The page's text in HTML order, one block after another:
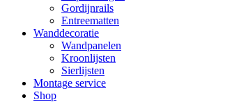
Gordijnrails
Entreematten
Wanddecoratie
Wandpanelen
Kroonlijsten
Sierlijsten
Montage service
Shop